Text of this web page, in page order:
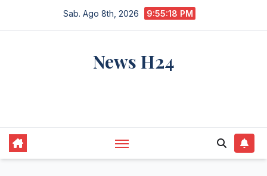
Sab. Ago 8th, 2026 9:55:18 PM
News H24